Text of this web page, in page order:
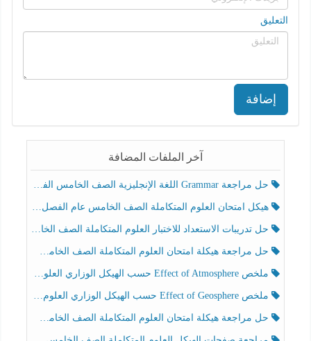
التعليق
إضافة
آخر الملفات المضافة
حل مراجعة Grammar اللغة الإنجليزية الصف الخامس الفصل الثالث
هيكل امتحان العلوم المتكاملة الصف الخامس عام الفصل الدراسي الثالث 2025-2026
حل تدريبات الاستعداد للاختبار العلوم المتكاملة الصف الخامس عام الفصل الثالث
حل مراجعة هيكلة امتحان العلوم المتكاملة الصف الخامس انسبير الفصل الثالث
ملخص Effect of Atmosphere حسب الهيكل الوزاري العلوم المتكاملة الصف الخامس انسبير الفصل الثالث
ملخص Effect of Geosphere حسب الهيكل الوزاري العلوم المتكاملة الصف الخامس انسبير الفصل الثالث
حل مراجعة هيكلة امتحان العلوم المتكاملة الصف الخامس عام الفصل الثالث